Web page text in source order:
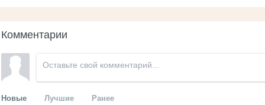
Комментарии
Новые Лучшие Ранее